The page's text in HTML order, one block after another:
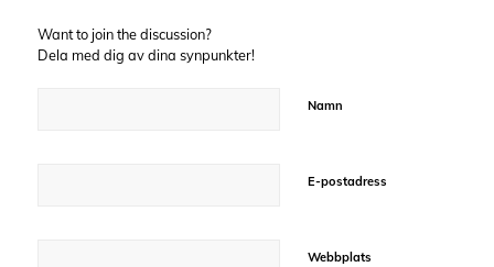
Want to join the discussion?
Dela med dig av dina synpunkter!
Namn
E-postadress
Webbplats